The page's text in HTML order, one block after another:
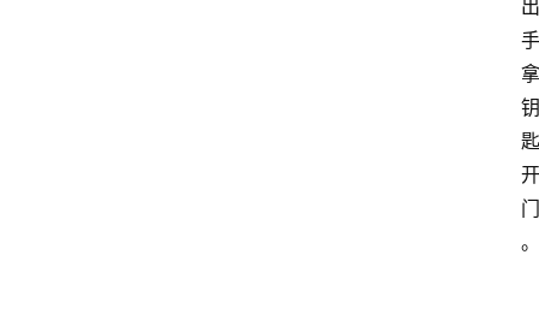
出
手
拿
钥
匙
开
门
。